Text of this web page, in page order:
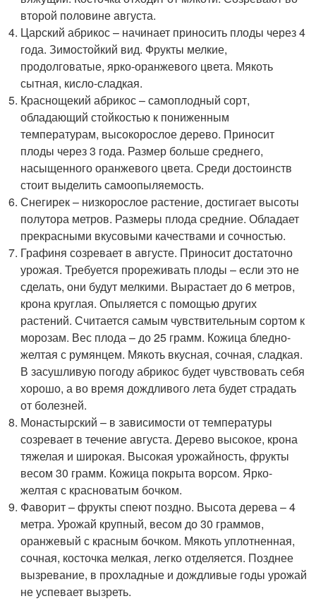
второй половине августа.
Царский абрикос – начинает приносить плоды через 4
года. Зимостойкий вид. Фрукты мелкие,
продолговатые, ярко-оранжевого цвета. Мякоть
сытная, кисло-сладкая.
Краснощекий абрикос – самоплодный сорт,
обладающий стойкостью к пониженным
температурам, высокорослое дерево. Приносит
плоды через 3 года. Размер больше среднего,
насыщенного оранжевого цвета. Среди достоинств
стоит выделить самоопыляемость.
Снегирек – низкорослое растение, достигает высоты
полутора метров. Размеры плода средние. Обладает
прекрасными вкусовыми качествами и сочностью.
Графиня созревает в августе. Приносит достаточно
урожая. Требуется прореживать плоды – если это не
сделать, они будут мелкими. Вырастает до 6 метров,
крона круглая. Опыляется с помощью других
растений. Считается самым чувствительным сортом к
морозам. Вес плода – до 25 грамм. Кожица бледно-
желтая с румянцем. Мякоть вкусная, сочная, сладкая.
В засушливую погоду абрикос будет чувствовать себя
хорошо, а во время дождливого лета будет страдать
от болезней.
Монастырский – в зависимости от температуры
созревает в течение августа. Дерево высокое, крона
тяжелая и широкая. Высокая урожайность, фрукты
весом 30 грамм. Кожица покрыта ворсом. Ярко-
желтая с красноватым бочком.
Фаворит – фрукты спеют поздно. Высота дерева – 4
метра. Урожай крупный, весом до 30 граммов,
оранжевый с красным бочком. Мякоть уплотненная,
сочная, косточка мелкая, легко отделяется. Позднее
вызревание, в прохладные и дождливые годы урожай
не успевает вызреть.